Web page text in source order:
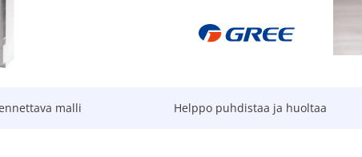
malli Helppo puhdistaa ja huoltaa